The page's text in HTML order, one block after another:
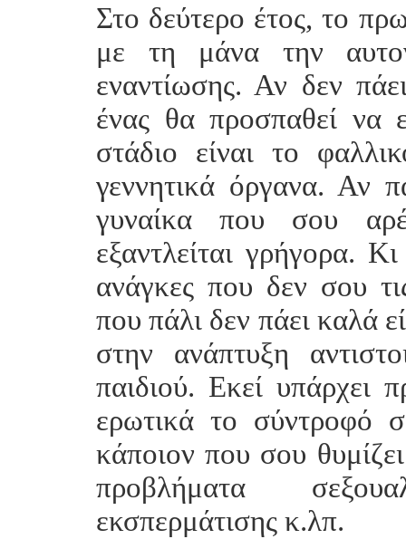
Στο δεύτερο έτος, το
με τη μάνα την
εναντίωσης. Αν δεν
ένας θα προσπαθεί να
στάδιο είναι το
γεννητικά όργανα. Αν
γυναίκα που σου
εξαντλείται γρήγορα.
ανάγκες που δεν σου
που πάλι δεν πάει καλά
στην ανάπτυξη
παιδιού. Εκεί υπάρχει
ερωτικά το σύντροφό
κάποιον που σου
προβλήματα
εκσπερμάτισης κ.λπ.